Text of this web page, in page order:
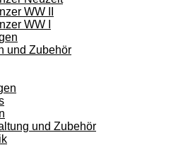
WW II
WW I
und Zubehör
und Zubehör